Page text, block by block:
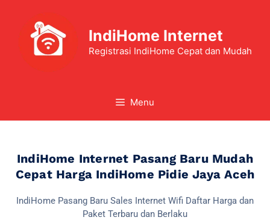
IndiHome Internet
Registrasi IndiHome Cepat dan Mudah
Menu
IndiHome Internet Pasang Baru Mudah
Cepat Harga IndiHome Pidie Jaya Aceh
IndiHome Pasang Baru Sales Internet Wifi Daftar Harga dan
Paket Terbaru dan Berlaku